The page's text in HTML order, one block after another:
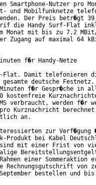
Smartphone-Nutzer pro
und Mobilfunknetze
Der Preis betr�gt
die Handy Surf-Flat
Monat mit bis zu 7,2
Zugang auf maximal 64
f�r Handy-Netze
Damit telefonieren
deutsche Festnetz.
f�r Gespr�che in
kostenfreie
verbraucht, werden f�r
Kurznachricht
an.
zur Verf�gung
bei Kabel
mit einer Frist von
einer Sommeraktion
Rechnungsgutschrift von
bestellen und